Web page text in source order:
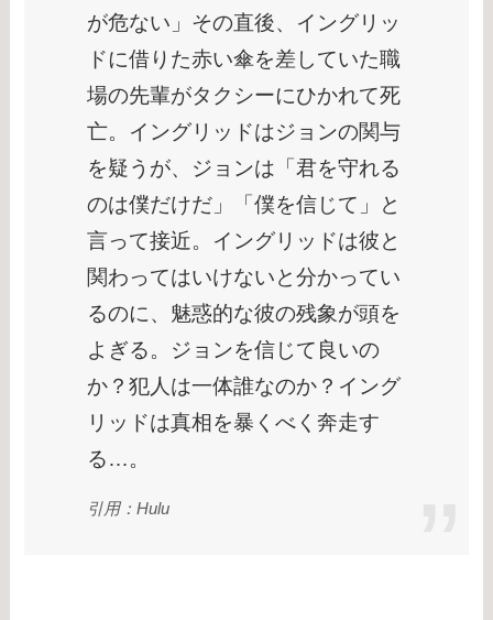
が危ない」その直後、イングリッ
ドに借りた赤い傘を差していた職
場の先輩がタクシーにひかれて死
亡。イングリッドはジョンの関与
を疑うが、ジョンは「君を守れる
のは僕だけだ」「僕を信じて」と
言って接近。イングリッドは彼と
関わってはいけないと分かってい
るのに、魅惑的な彼の残象が頭を
よぎる。ジョンを信じて良いの
か？犯人は一体誰なのか？イング
リッドは真相を暴くべく奔走す
る…。
引用：Hulu